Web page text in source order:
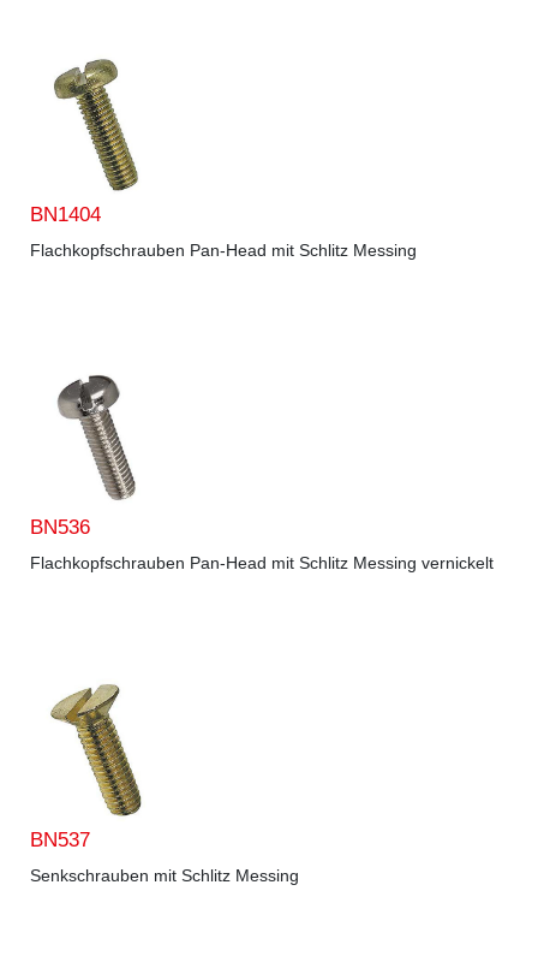
BN1404
Flachkopfschrauben Pan-Head mit Schlitz Messing
BN536
Flachkopfschrauben Pan-Head mit Schlitz Messing vernickelt
BN537
Senkschrauben mit Schlitz Messing